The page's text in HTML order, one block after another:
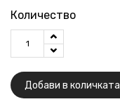
Количество
Добави в количката